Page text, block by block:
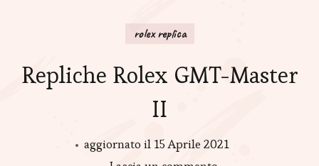
rolex replica
Repliche Rolex GMT-Master
II
aggiornato il 15 Aprile 2021